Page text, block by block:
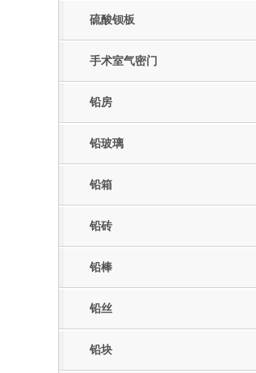
硫酸钡板
手术室气密门
铅房
铅玻璃
铅箱
铅砖
铅棒
铅丝
铅块